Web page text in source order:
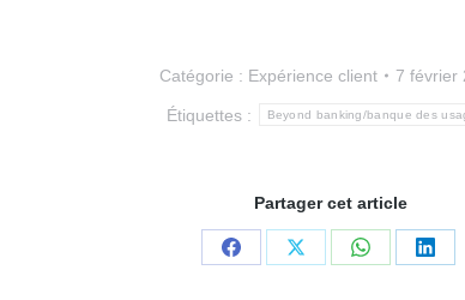
Catégorie : Expérience client 7 février
Étiquettes : Beyond banking/banque des
Partager cet article
PartagerPartagerPartager